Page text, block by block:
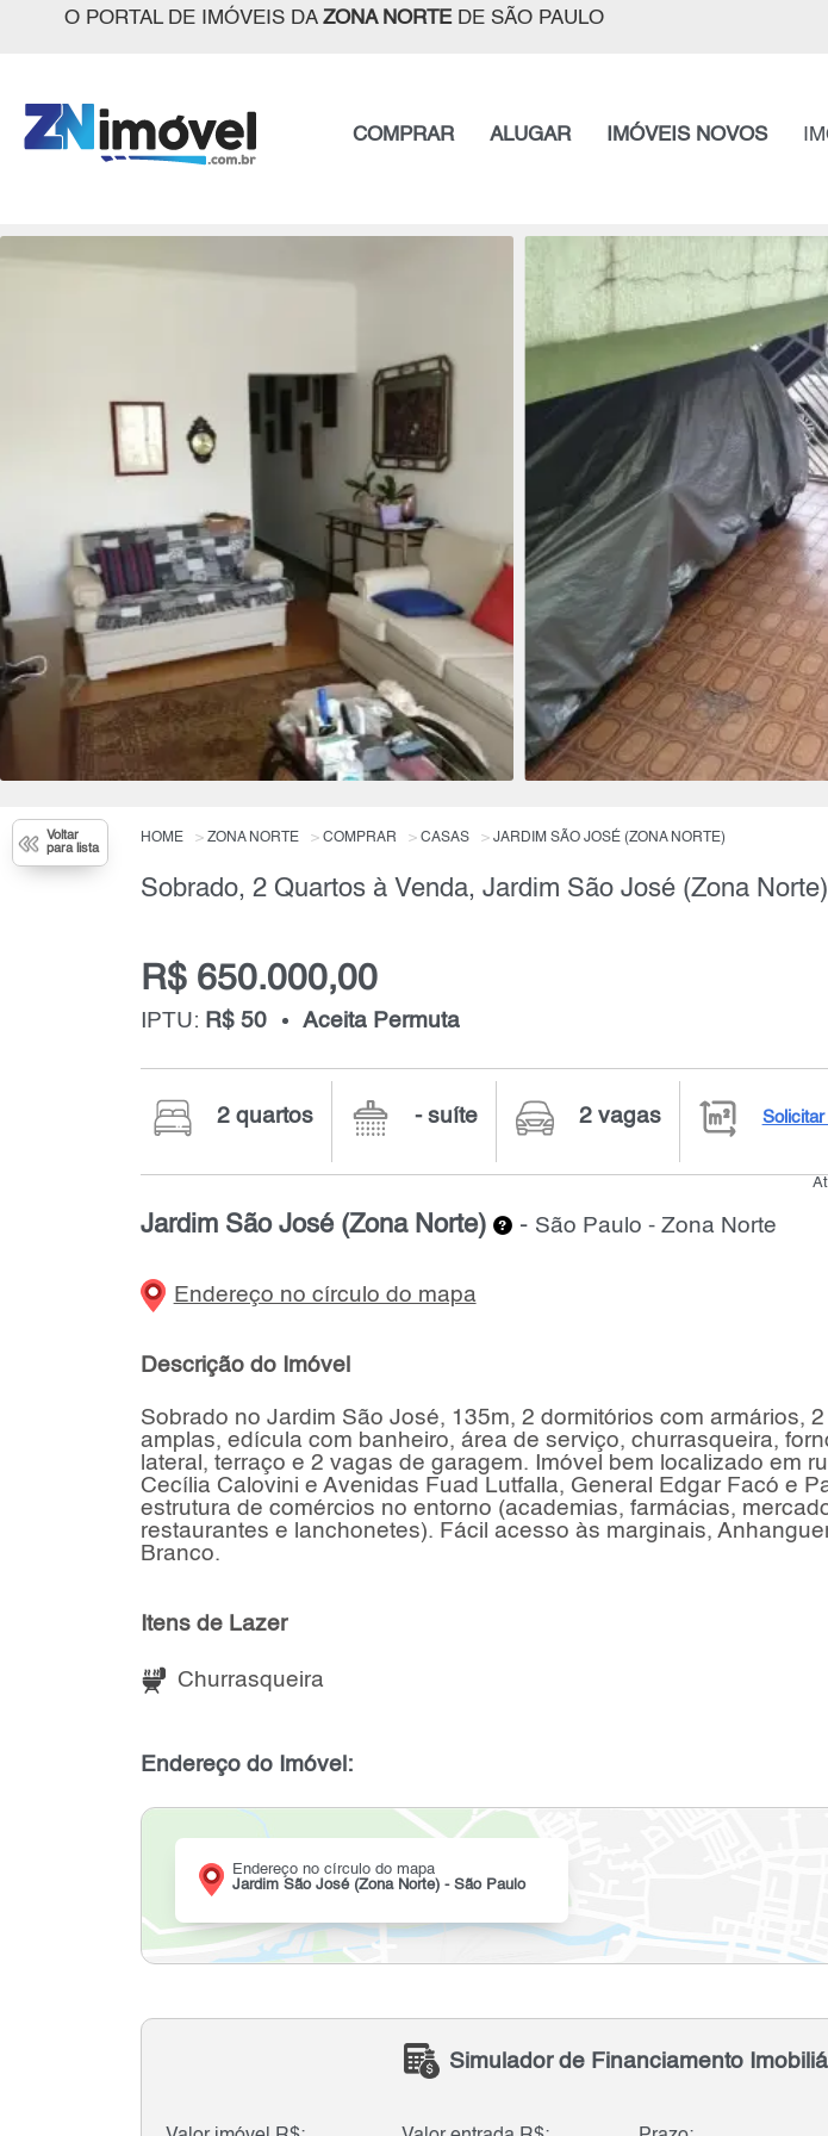
O PORTAL DE IMÓVEIS DA ZONA NORTEDE SÃO PAULO
COMPRAR ALUGAR IMÓVEIS NOVOS
Voltar
para lista
HOME ZONA NORTE COMPRAR CASAS JARDIM SÃO JOSÉ (ZONA NORTE)
R$ 650.000,00
IPTU: R$ 50 Aceita Permuta
2 quartos - suíte 2 vagas Solicitar
Jardim São José (Zona Norte) - São Paulo - Zona Norte
Endereço no círculo do mapa
Descrição do Imóvel
Sobrado no Jardim São José, 135m, 2 dormitórios com armários,
amplas, edícula com banheiro, área de serviço, churrasqueira,
lateral, terraço e 2 vagas de garagem. Imóvel bem localizado em
Cecília Calovini e Avenidas Fuad Lutfalla, General Edgar Facó e
estrutura de comércios no entorno (academias, farmácias,
restaurantes e lanchonetes). Fácil acesso às marginais,
Branco.
Itens de Lazer
Churrasqueira
Endereço do Imóvel:
Endereço no círculo do mapa
Jardim São José (Zona Norte) - São Paulo
Simulador de Financiamento